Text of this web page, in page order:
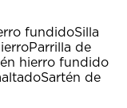
fundidoSilla
Parrilla de
hierro fundido
Sartén de